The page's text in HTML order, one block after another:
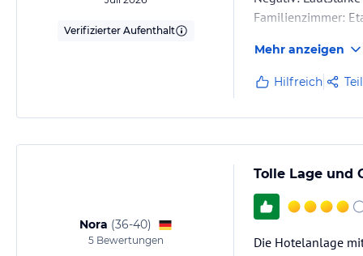
Verifizierter Aufenthalt
Familienzimmer:
Abreise 6 Stunden
Mehr anzeigen
Hilfreich
Nora (36-40)
5Bewertungen
Tolle Lage und
Die Hotelanlage